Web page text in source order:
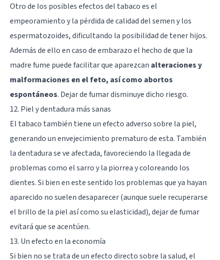
Otro de los posibles efectos del tabaco es el
empeoramiento y la pérdida de calidad del semen y los
espermatozoides, dificultando la posibilidad de tener hijos.
Además de ello en caso de embarazo el hecho de que la
madre fume puede facilitar que aparezcan alteraciones y
malformaciones en el feto, así como abortos
espontáneos. Dejar de fumar disminuye dicho riesgo.
12. Piel y dentadura más sanas
El tabaco también tiene un efecto adverso sobre la piel,
generando un envejecimiento prematuro de esta. También
la dentadura se ve afectada, favoreciendo la llegada de
problemas como el sarro y la piorrea y coloreando los
dientes. Si bien en este sentido los problemas que ya hayan
aparecido no suelen desaparecer (aunque suele recuperarse
el brillo de la piel así como su elasticidad), dejar de fumar
evitará que se acentúen.
13. Un efecto en la economía
Si bien no se trata de un efecto directo sobre la salud, el